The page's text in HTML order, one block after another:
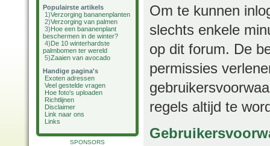
Populairste artikels
1)Verzorging bananenplanten
2)Verzorging van palmen
3)Hoe een bananenplant
beschermen in de winter?
4)De 10 winterhardste
palmbomen ter wereld
5)Zaaien van avocado
Handige pagina's
Exoten adressen
Veel gestelde vragen
Hoe foto's uploaden
Richtlijnen
Disclaimer
Link naar ons
Links
SPONSORS
Om te kunnen
slechts enkele
op dit forum. De
permissies
regels altijd te